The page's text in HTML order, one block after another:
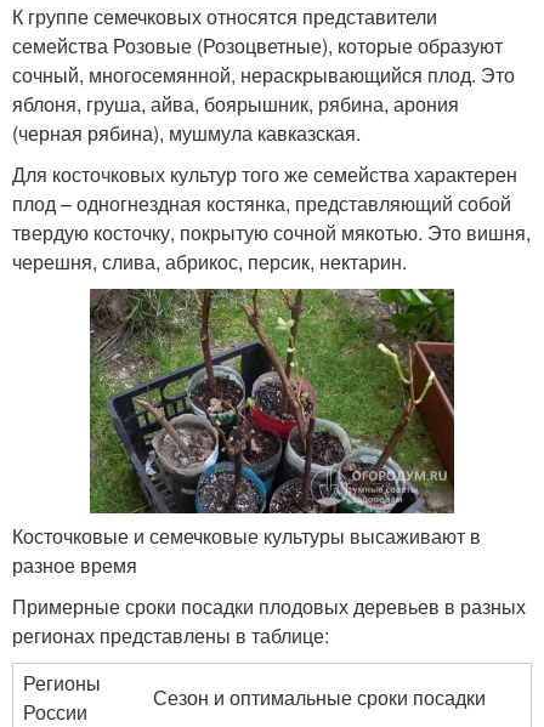
К группе семечковых относятся представители
семейства Розовые (Розоцветные), которые образуют
сочный, многосемянной, нераскрывающийся плод. Это
яблоня, груша, айва, боярышник, рябина, арония
(черная рябина), мушмула кавказская.
Для косточковых культур того же семейства характерен
плод – одногнездная костянка, представляющий собой
твердую косточку, покрытую сочной мякотью. Это вишня,
черешня, слива, абрикос, персик, нектарин.
Косточковые и семечковые культуры высаживают в
разное время
Примерные сроки посадки плодовых деревьев в разных
регионах представлены в таблице:
Регионы
России
Сезон и оптимальные сроки посадки